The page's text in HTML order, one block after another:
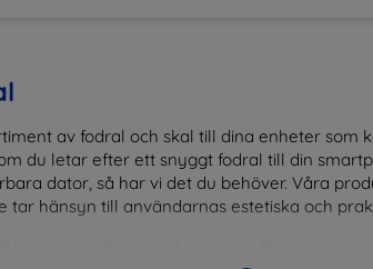
av fodral och skal till dina enheter som
du letar efter ett snyggt fodral till din
dator, så har vi det du behöver. Våra
tar hänsyn till användarnas estetiska och